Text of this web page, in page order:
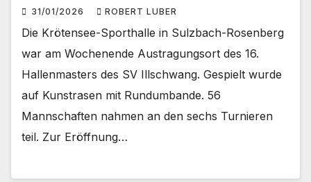
31/01/2026 ROBERT LUBER
Die Krötensee-Sporthalle in Sulzbach-Rosenberg
war am Wochenende Austragungsort des 16.
Hallenmasters des SV Illschwang. Gespielt wurde
auf Kunstrasen mit Rundumbande. 56
Mannschaften nahmen an den sechs Turnieren
teil. Zur Eröffnung…